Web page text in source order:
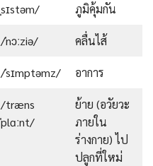
ˌsɪstəm/
ภูมิคุ้มกัน
/ˈnɔːziə/ คลื่นไส้
/ˈsɪmptəmz/ อาการ
/træns
ˈplɑːnt/
ย้าย (อวัยวะ
ภายใน
ร่างกาย) ไป
ปลูกที่ใหม่